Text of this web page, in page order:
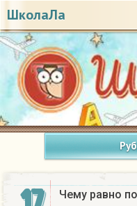
ШколаЛа
Чему равно